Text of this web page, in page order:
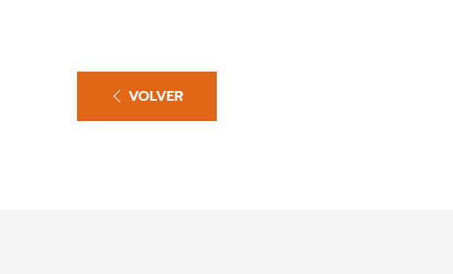
VOLVER